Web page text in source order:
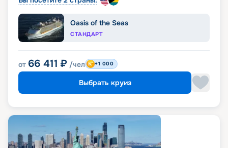
Oasis of the Seas
СТАНДАРТ
от 66 411 ₽ /чел +1 000
Выбрать круиз